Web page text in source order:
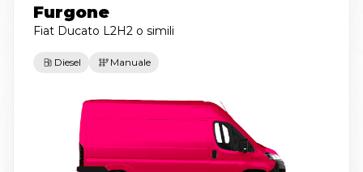
Furgone
Fiat Ducato L2H2 o simili
Diesel Manuale